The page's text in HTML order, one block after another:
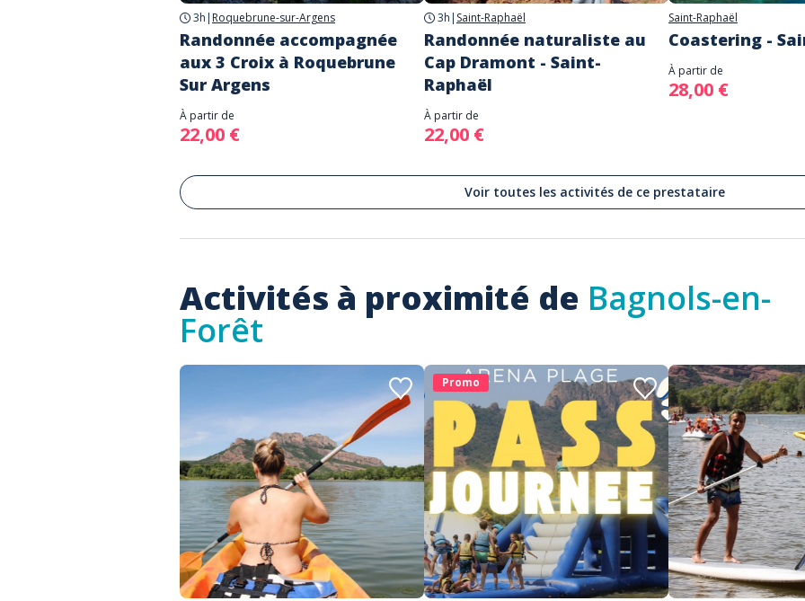
3h | Roquebrune-sur-Argens
Randonnée accompagnée
aux 3 Croix à Roquebrune
Sur Argens
À partir de
22,00 €
3h | Saint-Raphaël
Randonnée naturaliste au
Cap Dramont - Saint-
Raphaël
À partir de
22,00 €
Saint-Raphaël
Coastering -
À partir de
28,00 €
Voir toutes les activités de ce prestataire
Activités à proximité de Bagnols-en-
Forêt
Promo